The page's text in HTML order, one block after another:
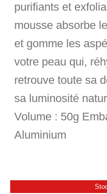
purifiants et
mousse absorbe
et gomme les
votre peau qui,
retrouve toute sa
sa luminosité
Volume : 50g
Aluminium